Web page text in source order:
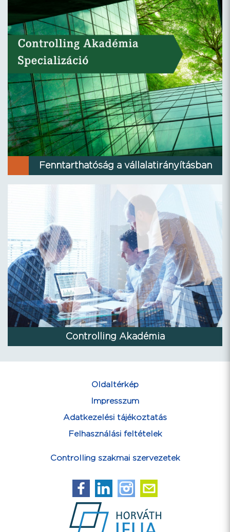
Fenntarthatóság a vállalatirányításban
Controlling Akadémia
Oldaltérkép
Impresszum
Adatkezelési tájékoztatás
Felhasználási feltételek
Controlling szakmai szervezetek